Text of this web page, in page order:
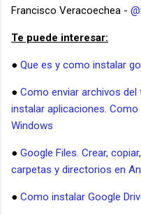
Francisco Veracoechea -
Te puede interesar:
● Que es y como instalar
● Como enviar archivos
instalar aplicaciones.
Windows
● Google Files. Crear,
carpetas y directorios en
● Como instalar Google